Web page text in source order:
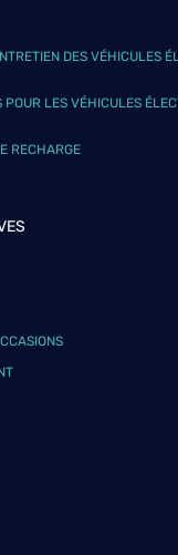
DES VÉHICULES
POUR LES VÉHICULES
RECHARGE